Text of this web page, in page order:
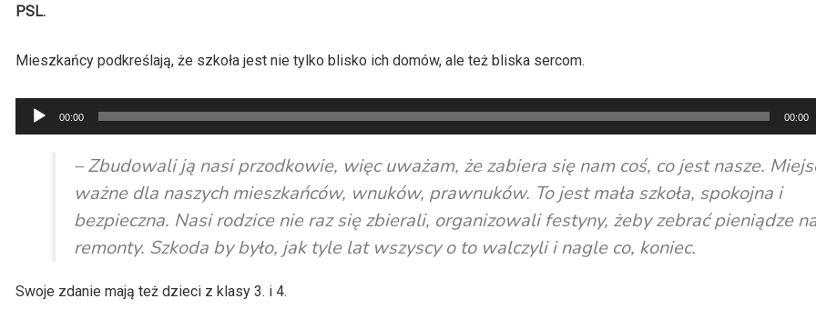
PSL.
Mieszkańcy podkreślają, że szkoła jest nie tylko blisko ich domów, ale też bliska sercom.
Odtwarzacz
plików
dźwiękowych
00:00 00:00
– Zbudowali ją nasi przodkowie, więc uważam, że zabiera się nam coś, co jest nasze.
ważne dla naszych mieszkańców, wnuków, prawnuków. To jest mała szkoła, spokojna i
bezpieczna. Nasi rodzice nie raz się zbierali, organizowali festyny, żeby zebrać pieniądze
remonty. Szkoda by było, jak tyle lat wszyscy o to walczyli i nagle co, koniec.
Swoje zdanie mają też dzieci z klasy 3. i 4.